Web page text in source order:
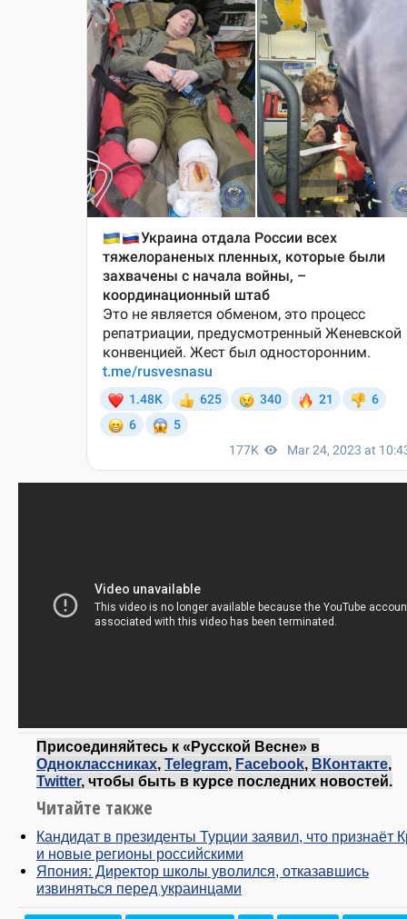
Присоединяйтесь к «Русской Весне» в
Одноклассниках, Telegram, Facebook, ВКонтакте,
Twitter, чтобы быть в курсе последних новостей.
Читайте также
Кандидат в президенты Турции заявил, что признаёт
и новые регионы российскими
Япония: Директор школы уволился, отказавшись
извиняться перед украинцами